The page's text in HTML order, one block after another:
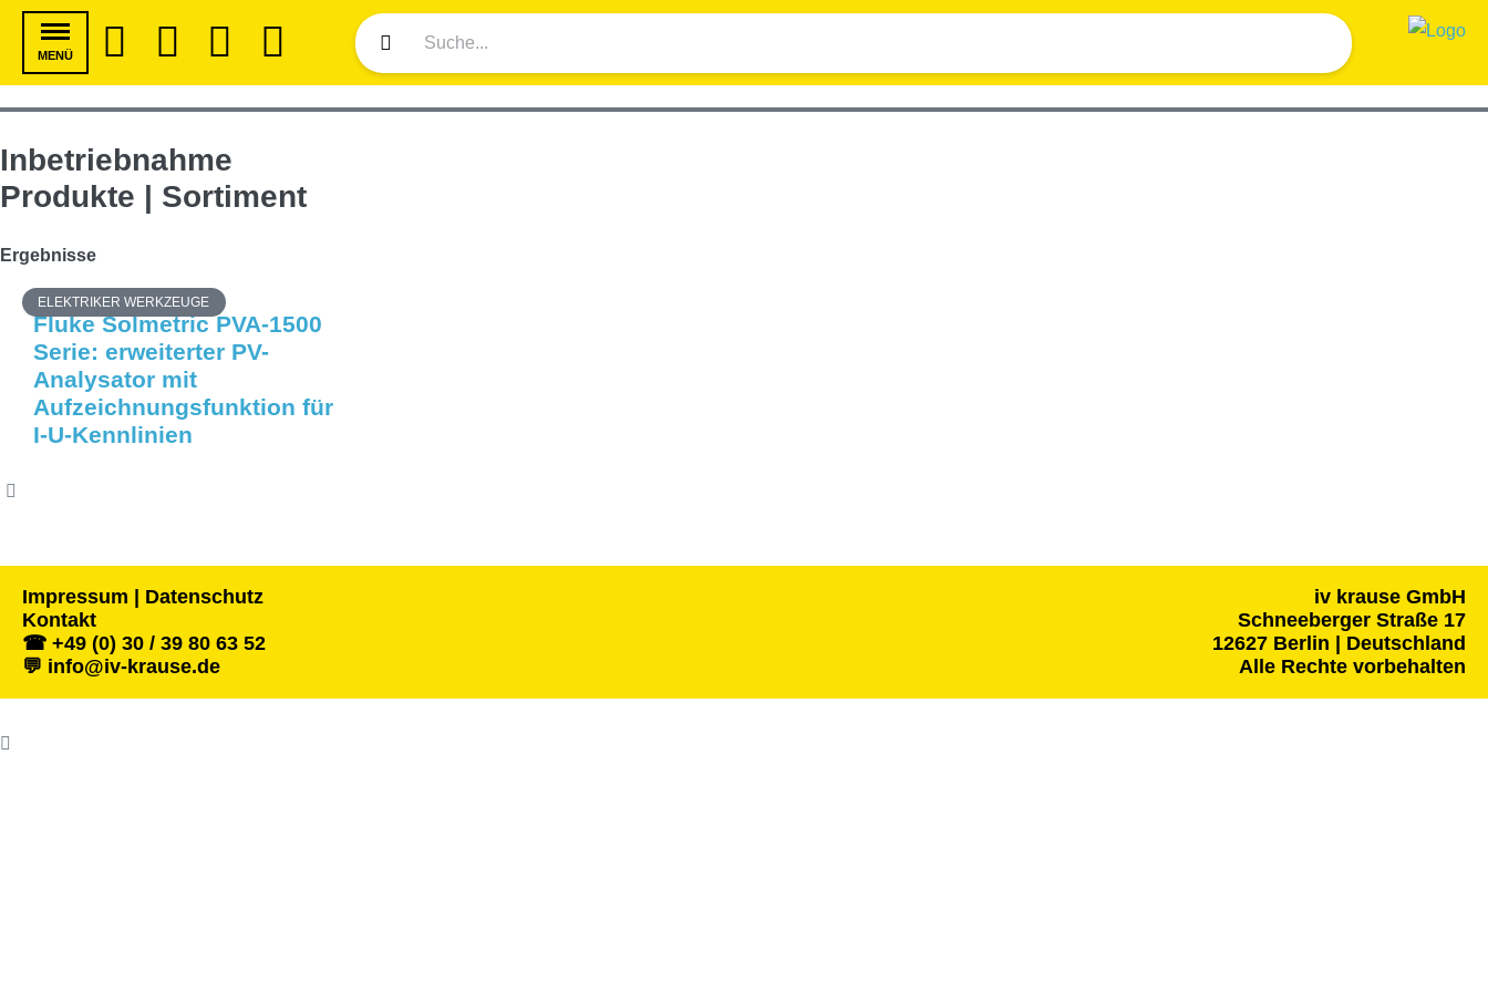
MENÜ
Inbetriebnahme
Produkte | Sortiment
Ergebnisse
ELEKTRIKER WERKZEUGE
Fluke Solmetric PVA-1500
Serie: erweiterter PV-
Analysator mit
Aufzeichnungsfunktion für
I-U-Kennlinien
Impressum | Datenschutz
Kontakt
☎ +49 (0) 30 / 39 80 63 52
💬 info@iv-krause.de
iv krause GmbH
Schneeberger Straße 17
12627 Berlin | Deutschland
Alle Rechte vorbehalten